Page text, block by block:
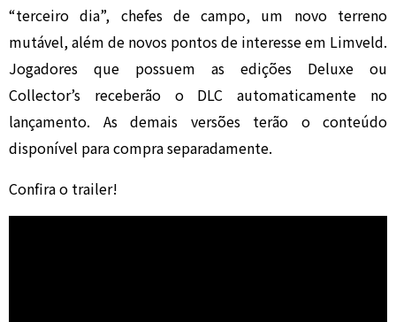
“terceiro dia”, chefes de campo, um novo terreno
mutável, além de novos pontos de interesse em Limveld.
Jogadores que possuem as edições Deluxe ou
Collector’s receberão o DLC automaticamente no
lançamento. As demais versões terão o conteúdo
disponível para compra separadamente.
Confira o trailer!